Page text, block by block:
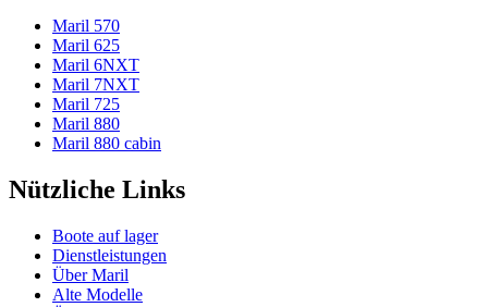
Maril 570
Maril 625
Maril 6NXT
Maril 7NXT
Maril 725
Maril 880
Maril 880 cabin
Nützliche Links
Boote auf lager
Dienstleistungen
Über Maril
Alte Modelle